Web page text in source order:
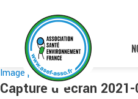
Image précédente
Capture d’écran